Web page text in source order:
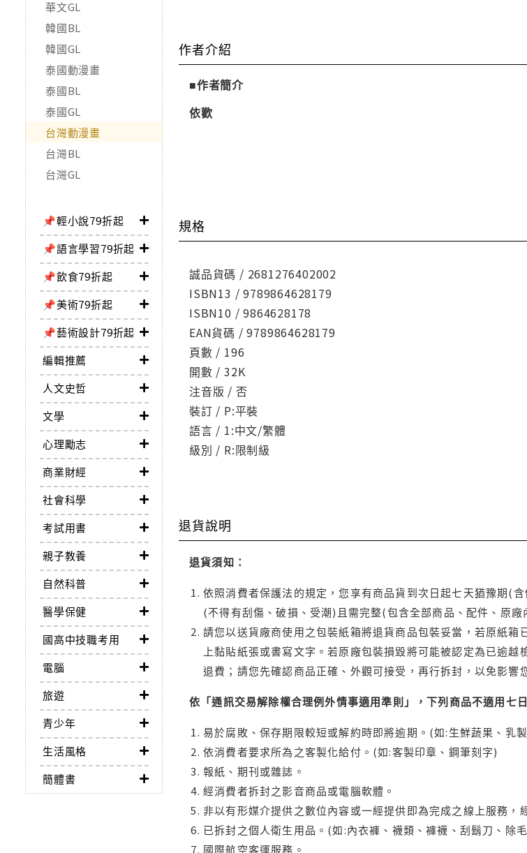
華文GL
韓國BL
韓國GL
泰國動漫畫
泰國BL
泰國GL
台灣動漫畫
台灣BL
台灣GL
📌輕小說79折起
📌語言學習79折起
📌飲食79折起
📌美術79折起
📌藝術設計79折起
編輯推薦
人文史哲
文學
心理勵志
商業財經
社會科學
考試用書
親子教養
自然科普
醫學保健
國高中技職考用
電腦
旅遊
青少年
生活風格
簡體書
作者介紹
■作者簡介
依歡
規格
誠品貨碼 / 2681276402002
ISBN13 / 9789864628179
ISBN10 / 9864628178
EAN貨碼 / 9789864628179
頁數 / 196
開數 / 32K
注音版 / 否
裝訂 / P:平裝
語言 / 1:中文/繁體
級別 / R:限制級
退貨說明
退貨須知：
依照消費者保護法的規定，您享有商品貨到次日起七天猶豫期(
(不得有刮傷、破損、受潮)且需完整(包含全部商品、配件、原
請您以送貨廠商使用之包裝紙箱將退貨商品包裝妥當，若原紙
上黏貼紙張或書寫文字。若原廠包裝損毀將可能被認定為已逾
退費；請您先確認商品正確、外觀可接受，再行拆封，以免影響
依「通訊交易解除權合理例外情事適用準則」，下列商品不適用七
易於腐敗、保存期限較短或解約時即將逾期。(如:生鮮蔬果、乳
依消費者要求所為之客製化給付。(如:客製印章、鋼筆刻字)
報紙、期刊或雜誌。
經消費者拆封之影音商品或電腦軟體。
非以有形媒介提供之數位內容或一經提供即為完成之線上服務，
已拆封之個人衛生用品。(如:內衣褲、襪類、褲襪、刮鬍刀、除
國際航空客運服務。